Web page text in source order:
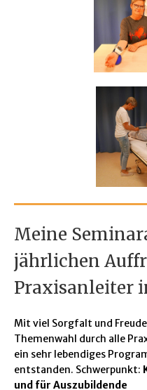
Meine
jährlichen
Praxisanleiter
Mit viel Sorgfalt und
Themenwahl durch alle
ein sehr lebendiges
entstanden. Schwerpunkt:
und für Auszubildende